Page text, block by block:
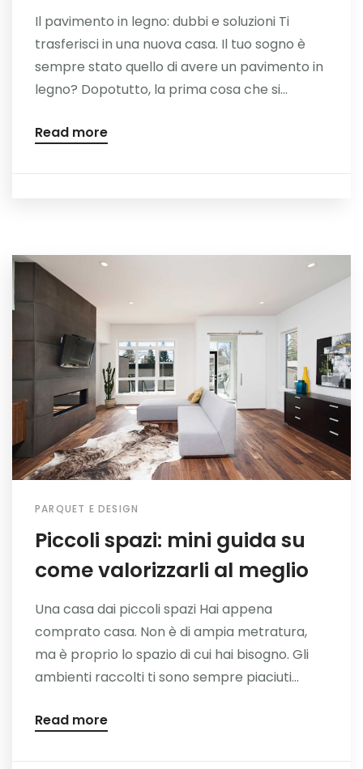
Il pavimento in legno: dubbi e soluzioni Ti
trasferisci in una nuova casa. Il tuo sogno è
sempre stato quello di avere un pavimento in
legno? Dopotutto, la prima cosa che si...
Read more
PARQUET E DESIGN
Piccoli spazi: mini guida su
come valorizzarli al meglio
Una casa dai piccoli spazi Hai appena
comprato casa. Non è di ampia metratura,
ma è proprio lo spazio di cui hai bisogno. Gli
ambienti raccolti ti sono sempre piaciuti...
Read more